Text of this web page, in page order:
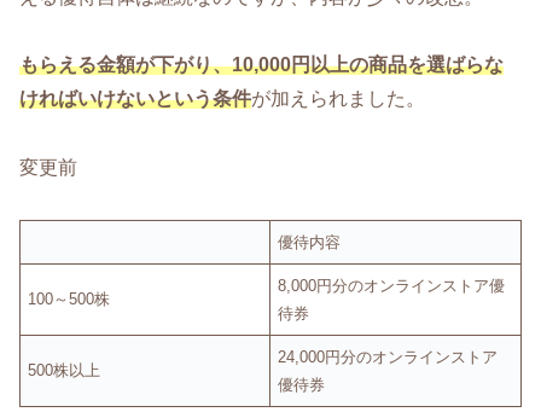
もらえる金額が下がり、10,000円以上の商品を選ばらな
ければいけないという条件が加えられました。
変更前
優待内容
100～500株
8,000円分のオンラインストア優
待券
500株以上
24,000円分のオンラインストア
優待券